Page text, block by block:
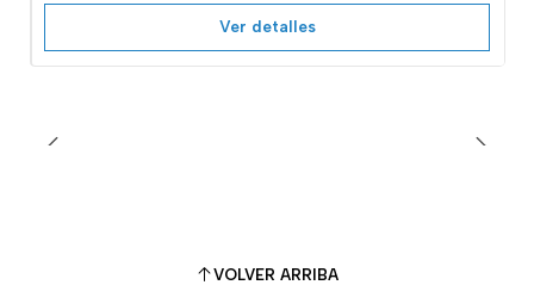
Ver detalles
VOLVER ARRIBA